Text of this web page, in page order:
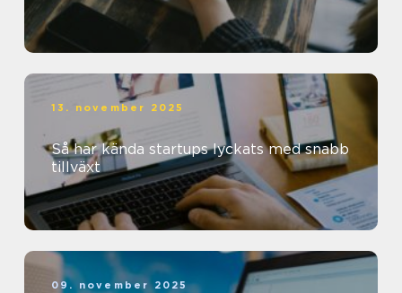
13. november 2025
Så har kända startups lyckats med snabb
tillväxt
09. november 2025